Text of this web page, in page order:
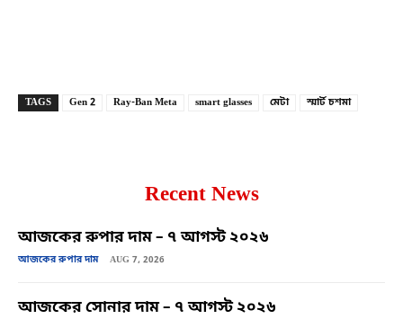
TAGS Gen 2 Ray-Ban Meta smart glasses মেটা স্মার্ট চশমা
Recent News
আজকের রুপার দাম – ৭ আগস্ট ২০২৬
আজকের রুপার দাম AUG 7, 2026
আজকের সোনার দাম – ৭ আগস্ট ২০২৬